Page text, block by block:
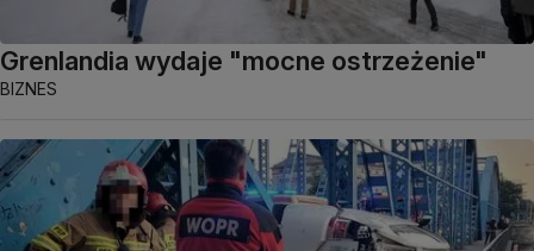
Grenlandia wydaje "mocne ostrzeżenie"
BIZNES